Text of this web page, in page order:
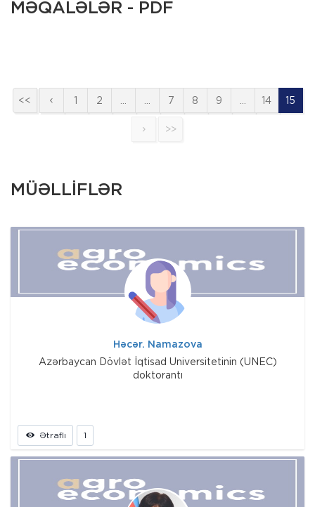
MƏQALƏLƏR - PDF
<< 1 2 … … 7 8 9 … 14 15
>>
MÜƏLLİFLƏR
Həcər. Namazova
Azərbaycan Dövlət İqtisad Universitetinin (UNEC)
doktorantı
Ətraflı 1